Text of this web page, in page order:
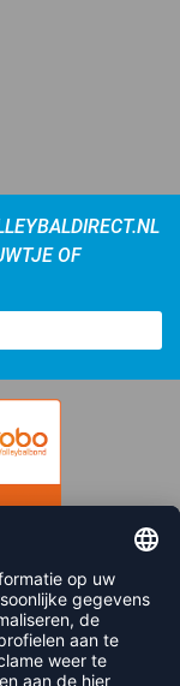
OF